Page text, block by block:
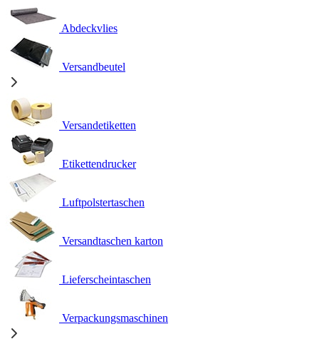
Abdeckvlies
Versandbeutel
Versandetiketten
Etikettendrucker
Luftpolstertaschen
Versandtaschen karton
Lieferscheintaschen
Verpackungsmaschinen